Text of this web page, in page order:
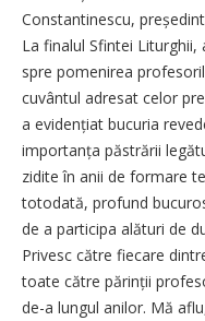
Constantinescu,
La finalul Sfintei
spre pomenirea
cuvântul adresat celor
a evidențiat bucuria
importanța păstrării
zidite în anii de formare
totodată, profund
de a participa alături de
Privesc către fiecare
toate către părinții
de-a lungul anilor. Mă